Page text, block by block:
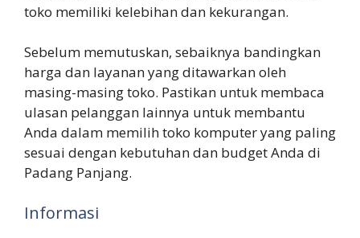
toko memiliki kelebihan dan kekurangan.
Sebelum memutuskan, sebaiknya bandingkan
harga dan layanan yang ditawarkan oleh
masing-masing toko. Pastikan untuk membaca
ulasan pelanggan lainnya untuk membantu
Anda dalam memilih toko komputer yang paling
sesuai dengan kebutuhan dan budget Anda di
Padang Panjang.
Informasi